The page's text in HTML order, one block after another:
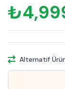
Alternatif